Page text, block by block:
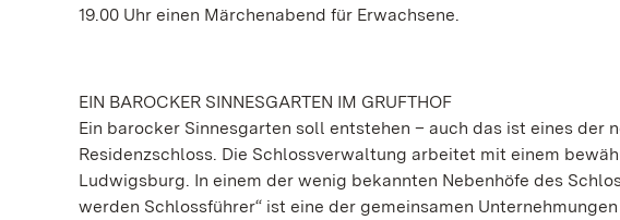
19.00 Uhr einen Märchenabend für Erwachsene.
EIN BAROCKER SINNESGARTEN IM GRUFTHOF
Ein barocker Sinnesgarten soll entstehen – auch das ist eines der
Residenzschloss. Die Schlossverwaltung arbeitet mit einem
Ludwigsburg. In einem der wenig bekannten Nebenhöfe des
werden Schlossführer“ ist eine der gemeinsamen